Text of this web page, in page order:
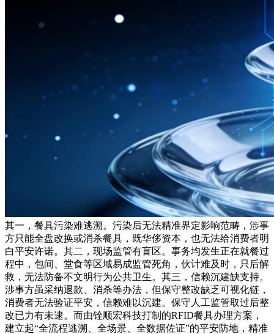
其一，餐具污染难逃溯。污染后无法精准界定影响范畴，涉事
方只能全盘改换或消杀餐具，既华侈资本，也无法给消费者明
白平安许诺。其二，现场监管有盲区。事务均发生正在就餐过
程中，包间、堂食等区域易成监管死角，伙计难及时，只后解
救，无法防备不文明行为公共卫生。其三，信赖沉建缺支持。
涉事方虽采纳退款、消杀等办法，但保守整改缺乏可视化链，
消费者无法验证平安，信赖难以沉建。保守人工监管取过后整
改已力有未逮。而由铨顺宏科技打制的RFID餐具办理方案，
建立起“全流程逃溯、全场景、全数据佐证”的平安防地，精准